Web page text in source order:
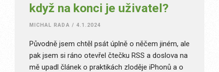
když na konci je uživatel?
MICHAL RADA / 4.1.2024
Původně jsem chtěl psát úplně o něčem jiném, ale
pak jsem si ráno otevřel čtečku RSS a doslova na
mě upadl článek o praktikách zloděje iPhonů a o